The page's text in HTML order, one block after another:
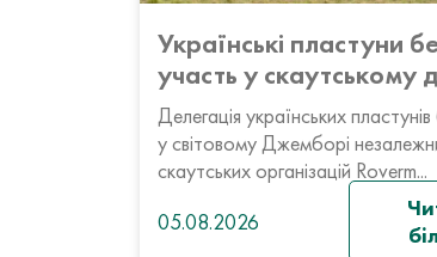
Українські пластуни
участь у скаутському
Делегація українських
у світовому Джемборі
скаутських організацій Roverm...
05.08.2026